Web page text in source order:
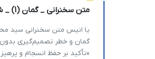
متن سخنرانی _ گمان (1) _ شب اول محرم 1405
گمان و خطر تصمیم‌گیری
»تأکید بر حفظ انسجام و